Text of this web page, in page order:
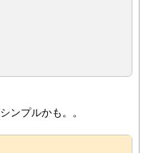
ンプルかも。。